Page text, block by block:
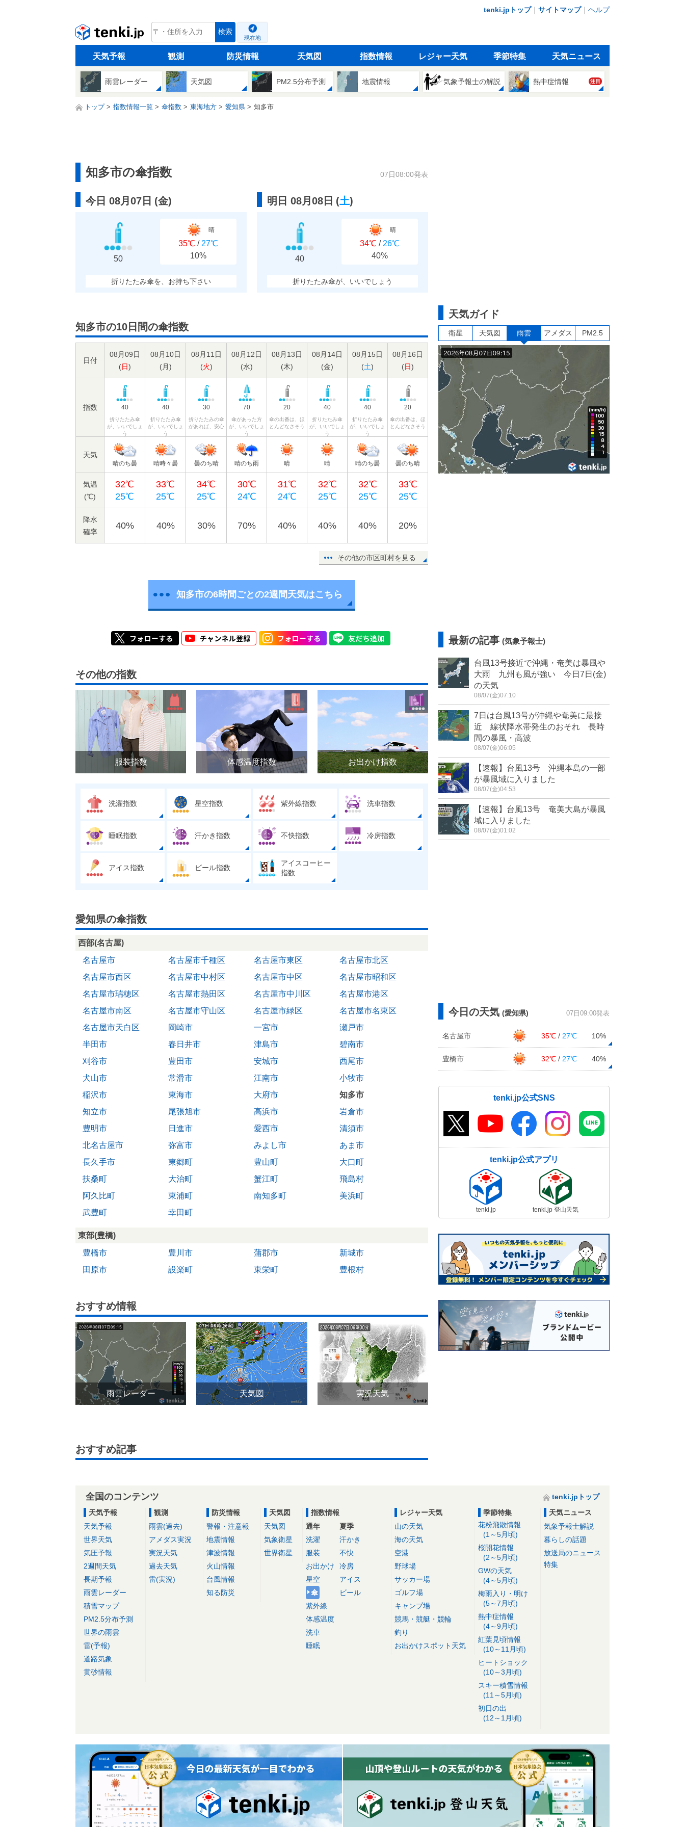
tenki.jpトップ｜ サイトマップ｜ ヘルプ
tenki.jp 検索
現在地
天気予報 観測 防災情報 天気図 指数情報 レジャー天気 季節特集 天気ニュース
雨雲レーダー 天気図 PM2.5分布予測 地震情報 気象予報士の解説 熱中症情報 注目
トップ 指数情報一覧 傘指数 東海地方 愛知県 知多市
知多市の傘指数 07日08:00発表
今日 08月07日 (金)
50
晴
35℃ / 27℃
10%
折りたたみ傘を、お持ち下さい
明日 08月08日 (土)
40
晴
34℃ / 26℃
40%
折りたたみ傘が、いいでしょう
知多市の10日間の傘指数
日付
08月09日
(日)
08月10日
(月)
08月11日
(火)
08月12日
(水)
08月13日
(木)
08月14日
(金)
08月15日
(土)
08月16日
(日)
指数 40
折りたたみ傘
が、いいでしょ
う
40
折りたたみ傘
が、いいでしょ
う
30
折りたたみの傘
があれば、安心
70
傘があった方
が、いいでしょ
う
20
傘の出番は、ほ
とんどなさそう
40
折りたたみ傘
が、いいでしょ
う
40
折りたたみ傘
が、いいでしょ
う
20
傘の出番は、ほ
とんどなさそう
天気
晴のち曇 晴時々曇 曇のち晴 晴のち雨 晴 晴 晴のち曇 曇のち晴
気温
(℃)
32℃
25℃
33℃
25℃
34℃
25℃
30℃
24℃
31℃
24℃
32℃
25℃
32℃
25℃
33℃
25℃
降水
確率
40% 40% 30% 70% 40% 40% 40% 20%
その他の市区町村を見る
知多市の6時間ごとの2週間天気はこちら
その他の指数
服装指数 体感温度指数 お出かけ指数
洗濯指数 星空指数 紫外線指数 洗車指数
睡眠指数 汗かき指数 不快指数 冷房指数
アイス指数 ビール指数
アイスコーヒー
指数
愛知県の傘指数
西部(名古屋)
名古屋市
名古屋市千種区 名古屋市東区
名古屋市北区
名古屋市西区
名古屋市中村区 名古屋市中区
名古屋市昭和区
名古屋市瑞穂区
名古屋市熱田区 名古屋市中川区
名古屋市港区
名古屋市南区
名古屋市守山区 名古屋市緑区
名古屋市名東区
名古屋市天白区
岡崎市 一宮市
瀬戸市
半田市
春日井市 津島市
碧南市
刈谷市
豊田市 安城市
西尾市
犬山市
常滑市 江南市
小牧市
稲沢市
東海市 大府市
知多市
知立市
尾張旭市 高浜市
岩倉市
豊明市
日進市 愛西市
清須市
北名古屋市
弥富市 みよし市
あま市
長久手市
東郷町 豊山町
大口町
扶桑町
大治町 蟹江町
飛島村
阿久比町
東浦町 南知多町
美浜町
武豊町
幸田町
東部(豊橋)
豊橋市
豊川市 蒲郡市
新城市
田原市
設楽町 東栄町 豊根村
おすすめ情報
雨雲レーダー 天気図 実況天気
おすすめ記事
天気ガイド
衛星 天気図 雨雲 アメダス PM2.5
最新の記事 (気象予報士)
台風13号接近で沖縄・奄美は暴風や
大雨 九州も風が強い 今日7日(金)
の天気
08/07(金)07:10
7日は台風13号が沖縄や奄美に最接
近 線状降水帯発生のおそれ 長時
間の暴風・高波
08/07(金)06:05
【速報】台風13号 沖縄本島の一部
が暴風域に入りました
08/07(金)04:53
【速報】台風13号 奄美大島が暴風
域に入りました
08/07(金)01:02
今日の天気 (愛知県) 07日09:00発表
名古屋市 35℃ / 27℃ 10%
豊橋市 32℃ / 27℃ 40%
tenki.jp公式SNS
tenki.jp公式アプリ
tenki.jp tenki.jp 登山天気
全国のコンテンツ
tenki.jpトップ
天気予報
天気予報
世界天気
気圧予報
2週間天気
長期予報
雨雲レーダー
積雪マップ
PM2.5分布予測
世界の雨雲
雷(予報)
道路気象
黄砂情報
観測
雨雲(過去)
アメダス実況
実況天気
過去天気
雷(実況)
防災情報
警報・注意報
地震情報
津波情報
火山情報
台風情報
知る防災
天気図
天気図
気象衛星
世界衛星
指数情報
通年
洗濯
服装
お出かけ
星空
傘
紫外線
体感温度
洗車
睡眠
夏季
汗かき
不快
冷房
アイス
ビール
レジャー天気
山の天気
海の天気
空港
野球場
サッカー場
ゴルフ場
キャンプ場
競馬・競艇・競輪
釣り
お出かけスポット天気
季節特集
花粉飛散情報
(1～5月頃)
桜開花情報
(2～5月頃)
GWの天気
(4～5月頃)
梅雨入り・明け
(5～7月頃)
熱中症情報
(4～9月頃)
紅葉見頃情報
(10～11月頃)
ヒートショック
(10～3月頃)
スキー積雪情報
(11～5月頃)
初日の出
(12～1月頃)
天気ニュース
気象予報士解説
暮らしの話題
放送局のニュース
特集